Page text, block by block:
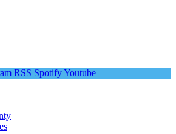
RSS SpotifyYoutube